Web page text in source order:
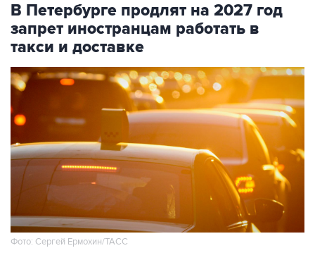
В Петербурге продлят на 2027 год
запрет иностранцам работать в
такси и доставке
Фото: Сергей Ермохин/ТАСС